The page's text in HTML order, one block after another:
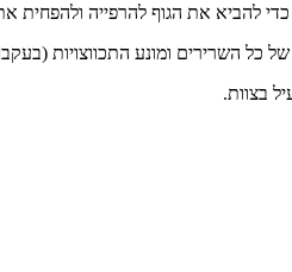
להביא את הגוף להרפייה ולהפחית
כל השרירים ומונע התכווצויות
בצוות.